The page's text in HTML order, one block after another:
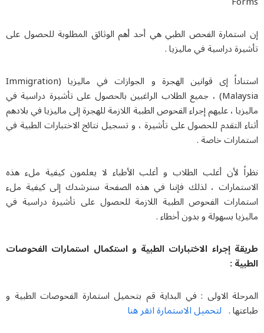
الفحص الطبي هي أحد أهم الوثائق المطلوبة للحصول على
دراسية في ماليزيا .
استناداً إى قوانين الهجرة و الجوازات في ماليزيا (Immigration
Malaysia) ، جميع الطلاب الراغبين بالحصول على تأشيرة دراسية في
، عليهم إجراء الفحوص الطبية اللازمة للهجرة إلى ماليزيا في بلادهم
التقدم للحصول على تأشيرة ، و تسجيل نتائج الاختبارات الطبية في
خاصة .
لأن أغلب الطلاب و أغلب الأطباء لا يعلمون كيفية ملء هذه
، لذلك فإننا في هذه الصفحة سنرشدك إلى كيفية ملء
الفحوص الطبية اللازمة للحصول على تأشيرة دراسية في
بسهولة و بدون أخطاء .
إجراء الاختبارات الطبية و استكمال استمارات الفحوصات
:
الاولى : في البداية قم بتحميل استمارة الفحوصات الطبية و
.لتحميل الاستمارة انقر هنا